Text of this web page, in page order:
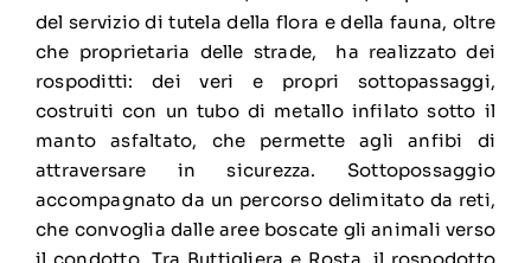
del servizio di tutela della flora e della fauna, oltre
che proprietaria delle strade, ha realizzato dei
rospoditti: dei veri e propri sottopassaggi,
costruiti con un tubo di metallo infilato sotto il
manto asfaltato, che permette agli anfibi di
attraversare in sicurezza. Sottopossaggio
accompagnato da un percorso delimitato da reti,
che convoglia dalle aree boscate gli animali verso